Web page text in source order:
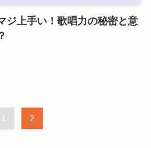
ジ上手い！歌唱力の秘密と意
1 2